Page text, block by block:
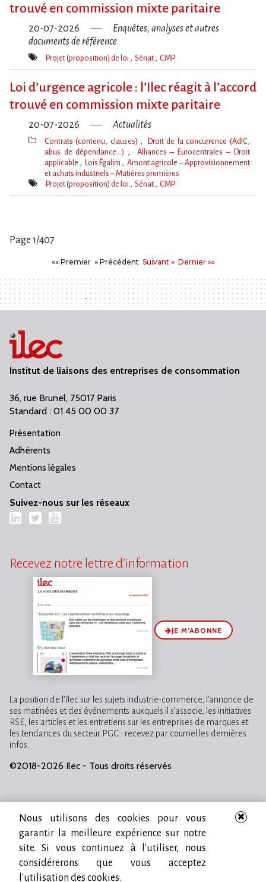
trouvé en commission mixte paritaire
20-07-2026
Enquêtes, analyses et autres
documents de référence
Mot(s)-
Projet (proposition) de loi Sénat CMP
Loi d​‌’urgence agricole : l​‌’Ilec réagit à l​‌’accord
trouvé en commission mixte paritaire
20-07-2026 Actualités
Thèmes(s)
Contrats (contenu, clauses)
Droit de la concurrence (AdlC,
abus de dépendance…)
Alliances – Eurocentrales – Droit
applicable
Lois Égalim
Amont agricole – Approvisionnement
et achats industriels – Matières premières
Mot(s)-
Projet (proposition) de loi Sénat CMP
Page 1/407
«« PremierPremier
« PrécédentPrécédent
Suivant
Suivant » Dernier
Dernier »»
Institut de liaisons des entreprises de consommation
36, rue Brunel, 75017 Paris
Standard : 01 45 00 00 37
Présentation
Adhérents
Mentions légales
Contact
Suivez-nous sur les réseaux
LinkedIn
TwitterYouTube
Recevez notre lettre d’information
JE M’ABONNE
La position de l’Ilec sur les sujets industrie-commerce, l’annonce de
ses matinées et des événements auxquels il s’associe, les initiatives
RSE, les articles et les entretiens sur les entreprises de marques et
les tendances du secteur PGC : recevez par courriel les dernières
infos.
©2018-2026 Ilec - Tous droits réservés
Nous utilisons des cookies pour vous
garantir la meilleure expérience sur notre
site. Si vous continuez à l'utiliser, nous
considérerons que vous acceptez
l'utilisation des cookies.